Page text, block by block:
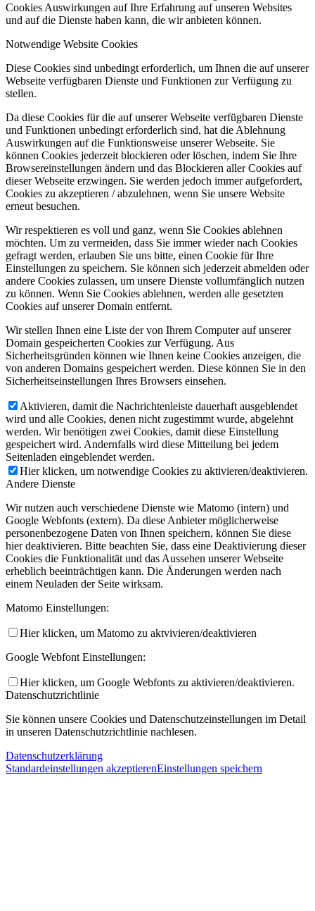
Cookies Auswirkungen auf Ihre Erfahrung auf unseren Websites
und auf die Dienste haben kann, die wir anbieten können.
Notwendige Website Cookies
Diese Cookies sind unbedingt erforderlich, um Ihnen die auf unserer
Webseite verfügbaren Dienste und Funktionen zur Verfügung zu
stellen.
Da diese Cookies für die auf unserer Webseite verfügbaren Dienste
und Funktionen unbedingt erforderlich sind, hat die Ablehnung
Auswirkungen auf die Funktionsweise unserer Webseite. Sie
können Cookies jederzeit blockieren oder löschen, indem Sie Ihre
Browsereinstellungen ändern und das Blockieren aller Cookies auf
dieser Webseite erzwingen. Sie werden jedoch immer aufgefordert,
Cookies zu akzeptieren / abzulehnen, wenn Sie unsere Website
erneut besuchen.
Wir respektieren es voll und ganz, wenn Sie Cookies ablehnen
möchten. Um zu vermeiden, dass Sie immer wieder nach Cookies
gefragt werden, erlauben Sie uns bitte, einen Cookie für Ihre
Einstellungen zu speichern. Sie können sich jederzeit abmelden oder
andere Cookies zulassen, um unsere Dienste vollumfänglich nutzen
zu können. Wenn Sie Cookies ablehnen, werden alle gesetzten
Cookies auf unserer Domain entfernt.
Wir stellen Ihnen eine Liste der von Ihrem Computer auf unserer
Domain gespeicherten Cookies zur Verfügung. Aus
Sicherheitsgründen können wie Ihnen keine Cookies anzeigen, die
von anderen Domains gespeichert werden. Diese können Sie in den
Sicherheitseinstellungen Ihres Browsers einsehen.
Aktivieren, damit die Nachrichtenleiste dauerhaft ausgeblendet
wird und alle Cookies, denen nicht zugestimmt wurde, abgelehnt
werden. Wir benötigen zwei Cookies, damit diese Einstellung
gespeichert wird. Andernfalls wird diese Mitteilung bei jedem
Seitenladen eingeblendet werden.
Hier klicken, um notwendige Cookies zu aktivieren/deaktivieren.
Andere Dienste
Wir nutzen auch verschiedene Dienste wie Matomo (intern) und
Google Webfonts (extern). Da diese Anbieter möglicherweise
personenbezogene Daten von Ihnen speichern, können Sie diese
hier deaktivieren. Bitte beachten Sie, dass eine Deaktivierung dieser
Cookies die Funktionalität und das Aussehen unserer Webseite
erheblich beeinträchtigen kann. Die Änderungen werden nach
einem Neuladen der Seite wirksam.
Matomo Einstellungen:
Hier klicken, um Matomo zu aktvivieren/deaktivieren
Google Webfont Einstellungen:
Hier klicken, um Google Webfonts zu aktivieren/deaktivieren.
Datenschutzrichtlinie
Sie können unsere Cookies und Datenschutzeinstellungen im Detail
in unseren Datenschutzrichtlinie nachlesen.
Datenschutzerklärung
Standardeinstellungen akzeptierenEinstellungen speichern